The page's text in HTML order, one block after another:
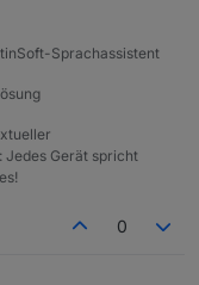
von
Sprachassistent
Jedes Gerät spricht
0